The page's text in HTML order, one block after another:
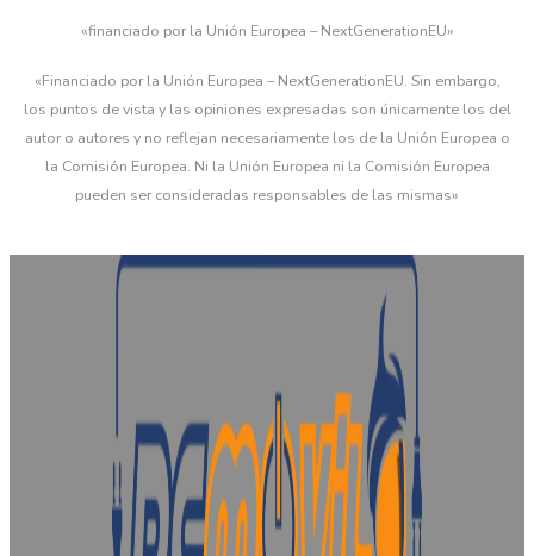
«financiado por la Unión Europea – NextGenerationEU»
«Financiado por la Unión Europea – NextGenerationEU. Sin embargo,
los puntos de vista y las opiniones expresadas son únicamente los del
autor o autores y no reflejan necesariamente los de la Unión Europea o
la Comisión Europea. Ni la Unión Europea ni la Comisión Europea
pueden ser consideradas responsables de las mismas»